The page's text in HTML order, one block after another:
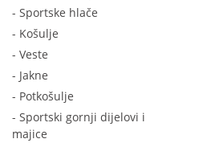
- Sportske hlače
- Košulje
- Veste
- Jakne
- Potkošulje
- Sportski gornji dijelovi i
majice